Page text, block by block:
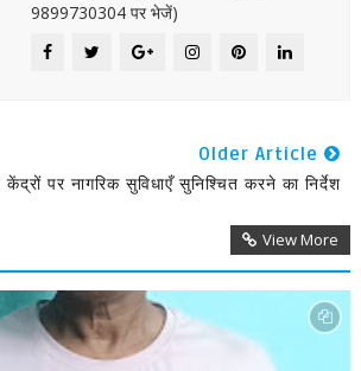
9899730304 पर भेजें)
Older Article
केंद्रों पर नागरिक सुविधाएँ सुनिश्चित करने का निर्देश
View More